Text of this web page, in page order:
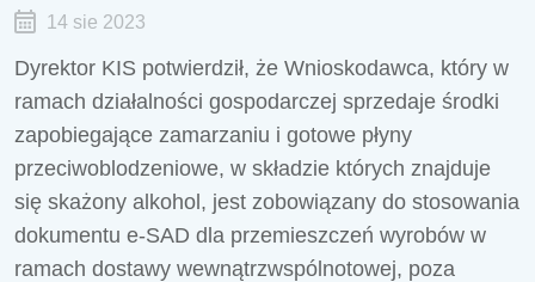
14 sie 2023
Dyrektor KIS potwierdził, że Wnioskodawca, który w
ramach działalności gospodarczej sprzedaje środki
zapobiegające zamarzaniu i gotowe płyny
przeciwoblodzeniowe, w składzie których znajduje
się skażony alkohol, jest zobowiązany do stosowania
dokumentu e-SAD dla przemieszczeń wyrobów w
ramach dostawy wewnątrzwspólnotowej, poza